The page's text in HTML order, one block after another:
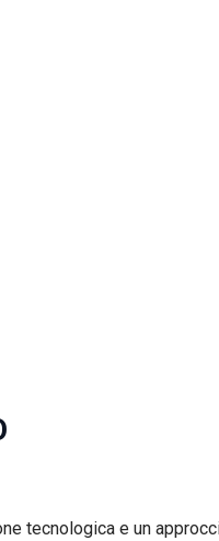
tecnologica e un